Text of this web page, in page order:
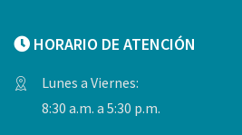
HORARIO DE ATENCIÓN
Lunes a Viernes:
8:30 a.m. a 5:30 p.m.